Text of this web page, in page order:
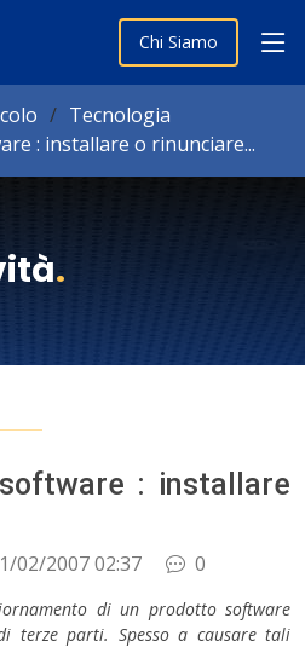
Chi Siamo
Tecnologia
: installare o rinunciare...
.
: installare
02/2007 02:37 0
di un prodotto software
terze parti. Spesso a causare tali